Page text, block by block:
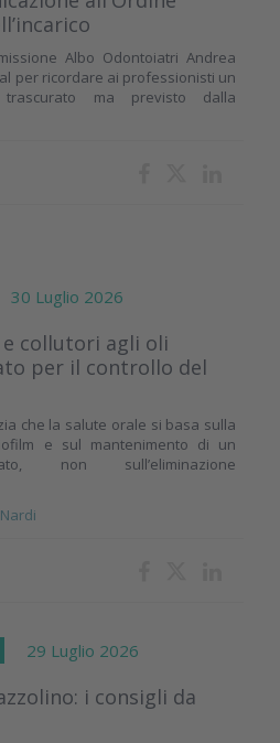
Albo Odontoiatri Andrea
per ricordare ai professionisti un
trascurato ma previsto dalla
30 Luglio 2026
collutori agli oli
per il controllo del
che la salute orale si basa sulla
e sul mantenimento di un
non sull’eliminazione
29 Luglio 2026
i consigli da